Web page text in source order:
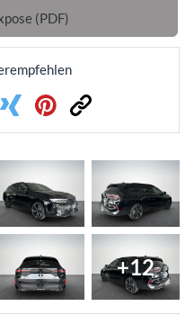
(PDF)
Xing PinterestLink
+12